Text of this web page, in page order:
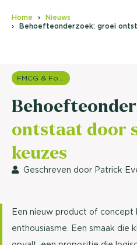
Home
Nieuws
Behoefteonderzoek: groei
ontstaat door
keuzes
Geschreven door Patrick
Een nieuw product of concept
enthousiasme. Een smaak die